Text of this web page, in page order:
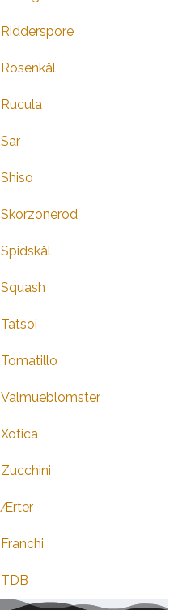
Ridderspore
Rosenkål
Rucula
Sar
Shiso
Skorzonerod
Spidskål
Squash
Tatsoi
Tomatillo
Valmueblomster
Xotica
Zucchini
Ærter
Franchi
TDB